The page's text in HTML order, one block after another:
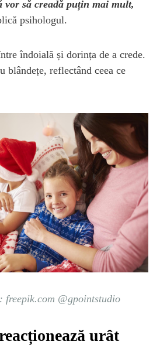
vor să creadă puțin mai mult,
psihologul.
îndoială și dorința de a crede.
blândețe, reflectând ceea ce
freepik.com @gpointstudio
urât